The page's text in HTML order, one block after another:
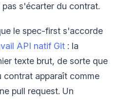
s'écarter du contrat.
le spec-first s'accorde
API natif Git : la
texte brut, de sorte que
contrat apparaît comme
pull request. Un